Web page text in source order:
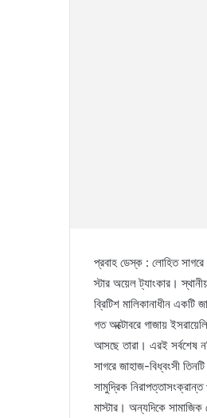
প্রবাহ ডেস্ক : লোহিত সাগরে
স্টার অয়েল ট্যাংকার।
ব্রিটিশ মালিকানাধীন একটি
গত অক্টোবরে গাজায়
আসছে তারা। এরই সর্বশেষ
সাগরে জাহাজ-বিধ্বংসী
সামুদ্রিক
মাস্টার। অন্যদিকে সামাজিক